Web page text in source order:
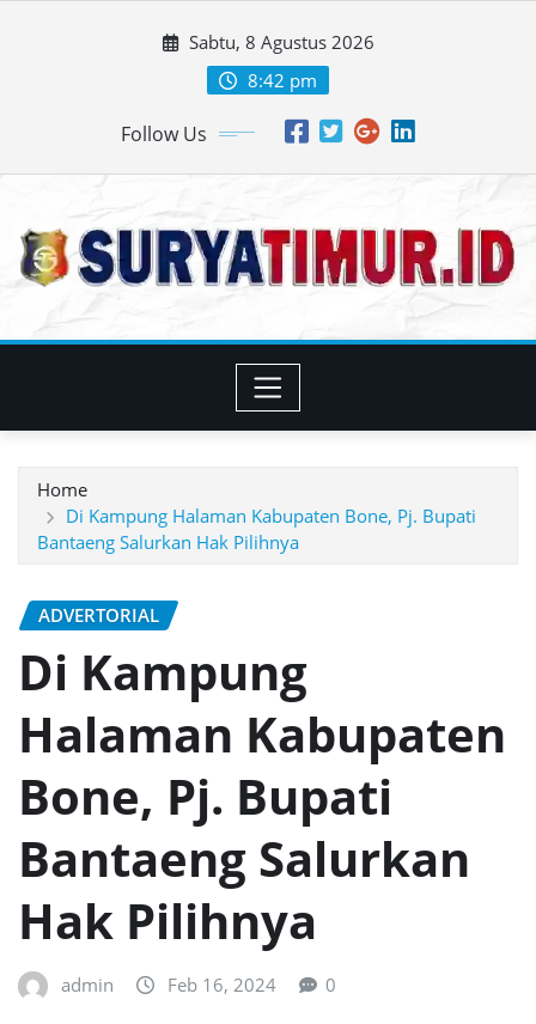
Sabtu, 8 Agustus 2026
8:42 pm
Follow Us
Home
Di Kampung Halaman Kabupaten Bone, Pj. Bupati
Bantaeng Salurkan Hak Pilihnya
ADVERTORIAL
Di Kampung
Halaman Kabupaten
Bone, Pj. Bupati
Bantaeng Salurkan
Hak Pilihnya
admin Feb 16, 2024 0